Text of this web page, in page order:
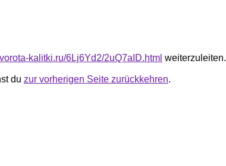
kalitki.ru/6Lj6Yd2/2uQ7aID.html weiterzuleiten.
du zur vorherigen Seite zurückkehren.